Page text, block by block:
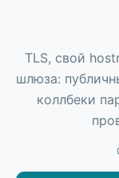
TLS, свой
шлюза:
коллбеки